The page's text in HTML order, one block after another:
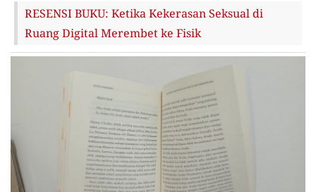
RESENSI BUKU: Ketika Kekerasan Seksual di
Ruang Digital Merembet ke Fisik